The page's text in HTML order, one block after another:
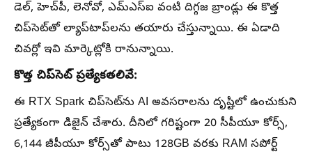
డెల్, హెచ్‌పీ, లెనోవో, ఎమ్‌ఎస్‌ఐ వంటి దిగ్గజ బ్రాండ్లు ఈ కొత్త
చిప్‌సెట్‌తో ల్యాప్‌టాప్‌లను తయారు చేస్తున్నాయి. ఈ ఏడాది
చివర్లో ఇవి మార్కెట్లోకి రానున్నాయి.
కొత్త చిప్‌సెట్ ప్రత్యేకతలివే:
ఈ RTX Spark చిప్‌సెట్‌ను AI అవసరాలను దృష్టిలో ఉంచుకుని
ప్రత్యేకంగా డిజైన్ చేశారు. దీనిలో గరిష్టంగా 20 సీపీయూ కోర్స్,
6,144 జీపీయూ కోర్స్‌తో పాటు 128GB వరకు RAM సపోర్ట్